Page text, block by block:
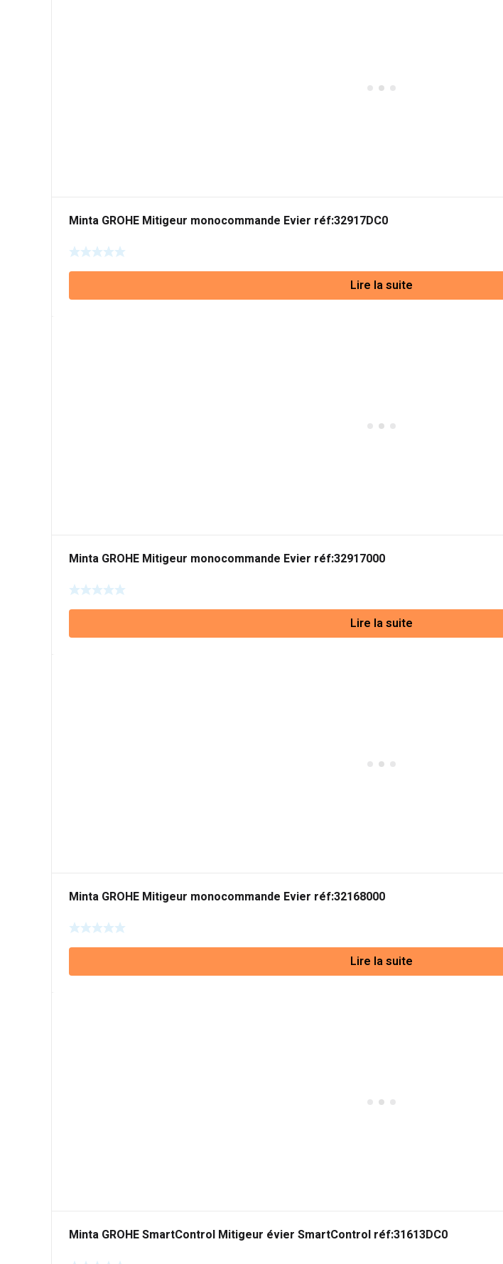
Minta GROHE Mitigeur monocommande Evier réf:32917DC0
Lire la suite
Minta GROHE Mitigeur monocommande Evier réf:32917000
Lire la suite
Minta GROHE Mitigeur monocommande Evier réf:32168000
Lire la suite
Minta GROHE SmartControl Mitigeur évier SmartControl réf:31613DC0